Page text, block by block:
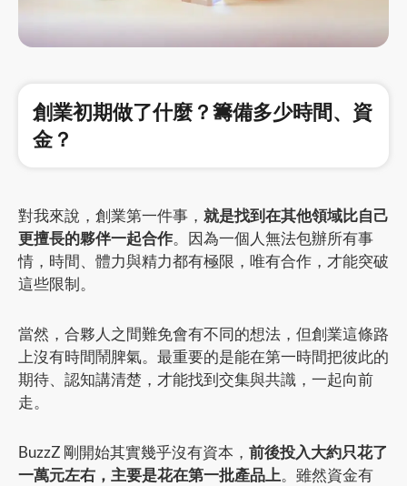
創業初期做了什麼？籌備多少時間、資
金？
對我來說，創業第一件事， 就是找到在其他領域比自己
更擅長的夥伴一起合作。因為一個人無法包辦所有事
情，時間、體力與精力都有極限，唯有合作，才能突破
這些限制。
當然，合夥人之間難免會有不同的想法，但創業這條路
上沒有時間鬧脾氣。最重要的是能在第一時間把彼此的
期待、認知講清楚，才能找到交集與共識，一起向前
走。
BuzzZ 剛開始其實幾乎沒有資本， 前後投入大約只花了
一萬元左右，主要是花在第一批產品上。雖然資金有